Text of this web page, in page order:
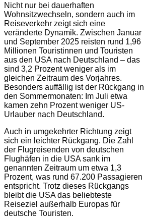
Nicht nur bei dauerhaften
Wohnsitzwechseln, sondern auch im
Reiseverkehr zeigt sich eine
veränderte Dynamik. Zwischen Januar
und September 2025 reisten rund 1,96
Millionen Touristinnen und Touristen
aus den USA nach Deutschland – das
sind 3,2 Prozent weniger als im
gleichen Zeitraum des Vorjahres.
Besonders auffällig ist der Rückgang in
den Sommermonaten: Im Juli etwa
kamen zehn Prozent weniger US-
Urlauber nach Deutschland.
Auch in umgekehrter Richtung zeigt
sich ein leichter Rückgang. Die Zahl
der Flugreisenden von deutschen
Flughäfen in die USA sank im
genannten Zeitraum um etwa 1,3
Prozent, was rund 67.200 Passagieren
entspricht. Trotz dieses Rückgangs
bleibt die USA das beliebteste
Reiseziel außerhalb Europas für
deutsche Touristen.